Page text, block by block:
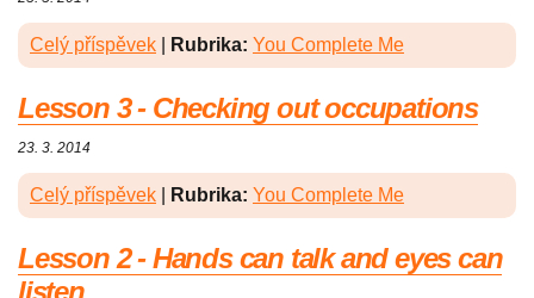
Celý příspěvek Rubrika: You Complete Me
Lesson 3 - Checking out occupations
23. 3. 2014
Celý příspěvek Rubrika: You Complete Me
Lesson 2 - Hands can talk and eyes can